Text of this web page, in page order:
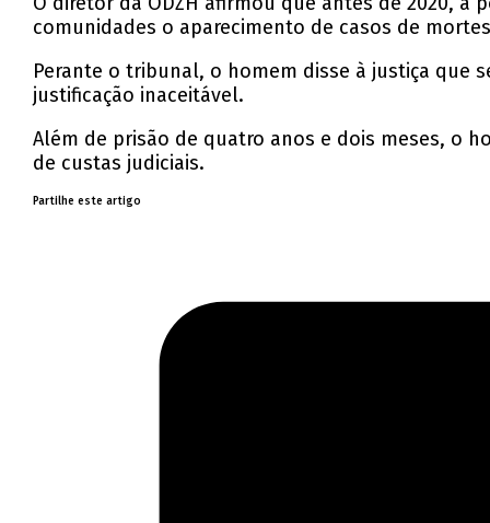
comunidades o aparecimento de casos de
Perante o tribunal, o homem disse à justiça que
justificação inaceitável.
Além de prisão de quatro anos e dois meses, o
de custas judiciais.
Partilhe este artigo